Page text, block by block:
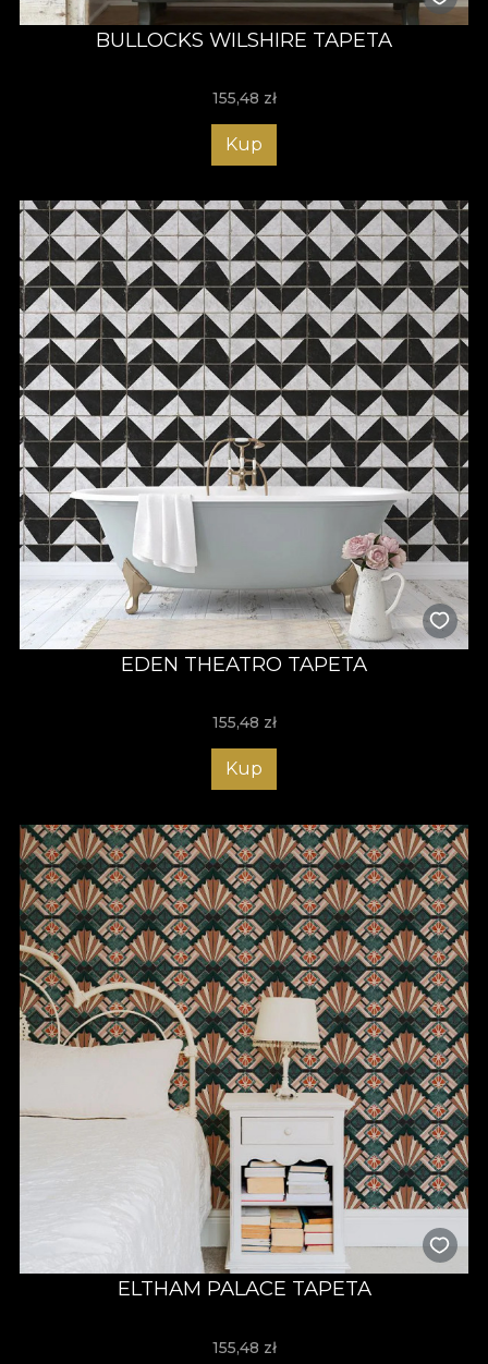
BULLOCKS WILSHIRE TAPETA
155,48 zł
Kup
EDEN THEATRO TAPETA
155,48 zł
Kup
ELTHAM PALACE TAPETA
155,48 zł